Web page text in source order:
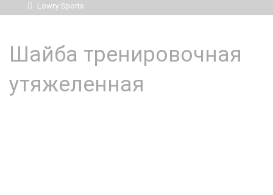
Lowry Sports
Шайба тренировочная
утяжеленная